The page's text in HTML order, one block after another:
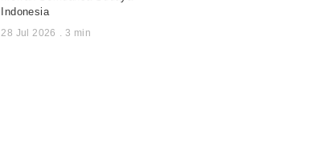
Indonesia
28 Jul 2026 . 3 min